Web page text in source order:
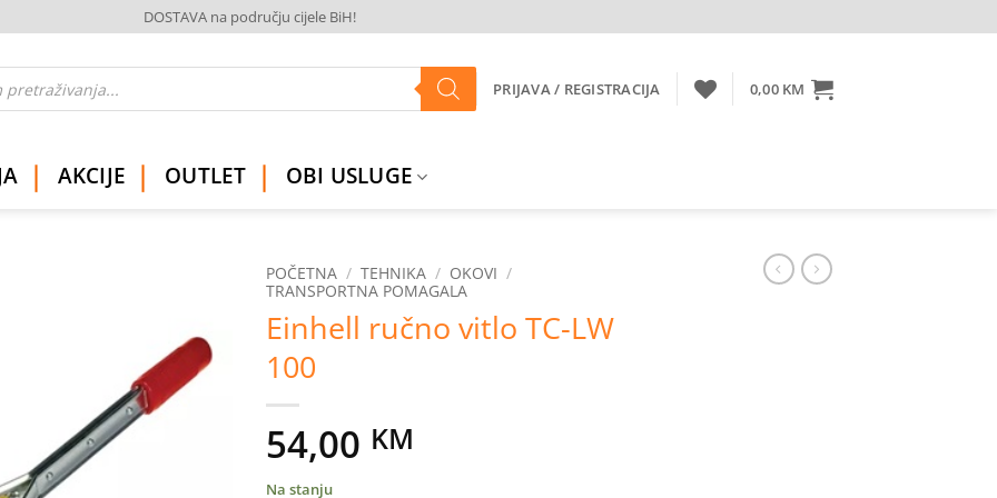
DOSTAVA na području cijele BiH!
PRIJAVA / REGISTRACIJA 0,00 KM
AKCIJE OUTLET OBI USLUGE
na
listu
želja
POČETNA / TEHNIKA / OKOVI /
TRANSPORTNA POMAGALA
Einhell ručno vitlo TC-LW
100
54,00 KM
Na stanju